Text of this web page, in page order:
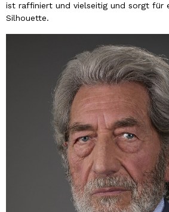
ist raffiniert und vielseitig und sorgt für
Silhouette.